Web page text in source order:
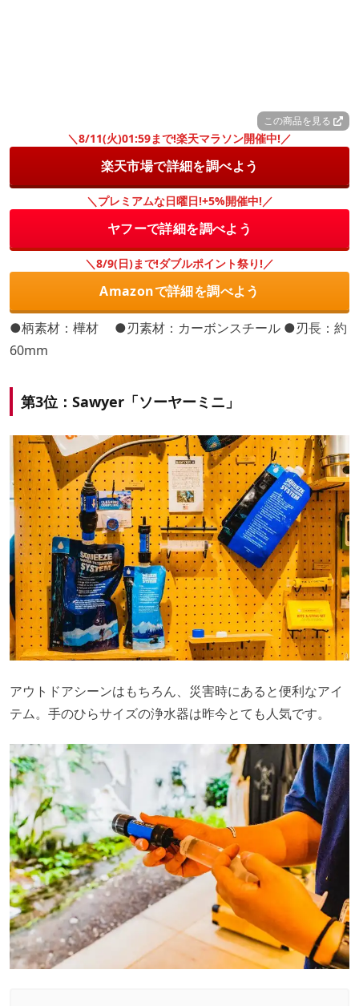
この商品を見る
＼8/11(火)01:59まで!楽天マラソン開催中!／
楽天市場で詳細を調べよう
＼プレミアムな日曜日!+5%開催中!／
ヤフーで詳細を調べよう
＼8/9(日)まで!ダブルポイント祭り!／
Amazonで詳細を調べよう
●柄素材：樺材 ●刃素材：カーボンスチール ●刃長：約
60mm
第3位：Sawyer「ソーヤーミニ」
アウトドアシーンはもちろん、災害時にあると便利なアイ
テム。手のひらサイズの浄水器は昨今とても人気です。